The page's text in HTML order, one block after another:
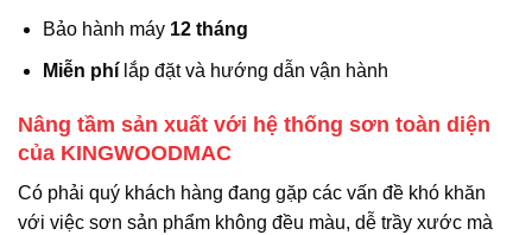
Bảo hành máy 12 tháng
Miễn phílắp đặt và hướng dẫn vận hành
Nâng tầm sản xuất với hệ thống sơn toàn diện
của KINGWOODMAC
Có phải quý khách hàng đang gặp các vấn đề khó khăn
với việc sơn sản phẩm không đều màu, dễ trầy xước mà